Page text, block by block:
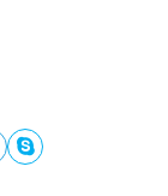
